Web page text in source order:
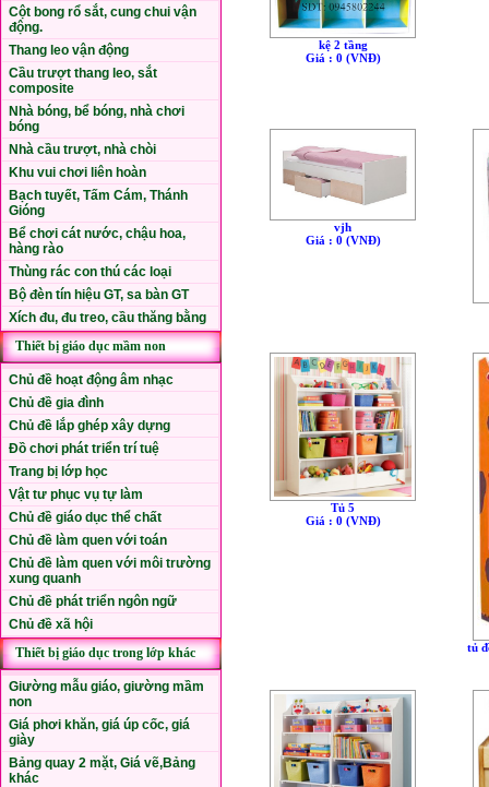
Cột bong rổ sắt, cung chui vận
động.
Thang leo vận động
Cầu trượt thang leo, sắt
composite
Nhà bóng, bể bóng, nhà chơi
bóng
Nhà cầu trượt, nhà chòi
Khu vui chơi liên hoàn
Bạch tuyết, Tấm Cám, Thánh
Gióng
Bể chơi cát nước, chậu hoa,
hàng rào
Thùng rác con thú các loại
Bộ đèn tín hiệu GT, sa bàn GT
Xích đu, đu treo, cầu thăng bằng
Thiết bị giáo dục mầm non
Chủ đề hoạt động âm nhạc
Chủ đề gia đình
Chủ đề lắp ghép xây dựng
Đồ chơi phát triển trí tuệ
Trang bị lớp học
Vật tư phục vụ tự làm
Chủ đề giáo dục thể chất
Chủ đề làm quen với toán
Chủ đề làm quen với môi trường
xung quanh
Chủ đề phát triển ngôn ngữ
Chủ đề xã hội
Thiết bị giáo dục trong lớp khác
Giường mẫu giáo, giường mầm
non
Giá phơi khăn, giá úp cốc, giá
giày
Bảng quay 2 mặt, Giá vẽ,Bảng
khác
kệ 2 tầng
Giá : 0 (VNÐ)
vjh
Giá : 0 (VNÐ)
Tủ 5
Giá : 0 (VNÐ)
tủ